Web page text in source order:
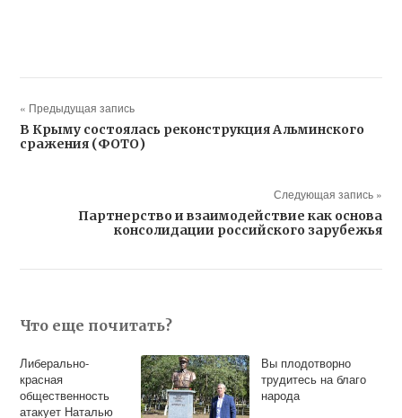
« Предыдущая запись
В Крыму состоялась реконструкция Альминского
сражения (ФОТО)
Следующая запись »
Партнерство и взаимодействие как основа
консолидации российского зарубежья
Что еще почитать?
Либерально-
красная
общественность
атакует Наталью
Вы плодотворно
трудитесь на благо
народа